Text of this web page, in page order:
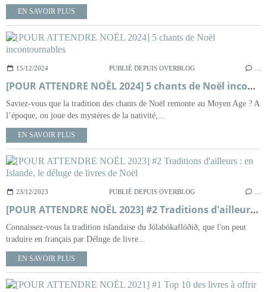
EN SAVOIR PLUS
15/12/2024 PUBLIÉ DEPUIS OVERBLOG
[POUR ATTENDRE NOËL 2024] 5 chants de Noël incontournables
Saviez-vous que la tradition des chants de Noël remonte au Moyen Age ? A
l’époque, on joue des mystères de la nativité,...
EN SAVOIR PLUS
23/12/2023 PUBLIÉ DEPUIS OVERBLOG
[POUR ATTENDRE NOËL 2023] #2 Traditions d'ailleurs : en Islande, le déluge de livres de Noël
Connaissez-vous la tradition islandaise du Jólabókaflóðið, que l'on peut
traduire en français par Déluge de livre...
EN SAVOIR PLUS